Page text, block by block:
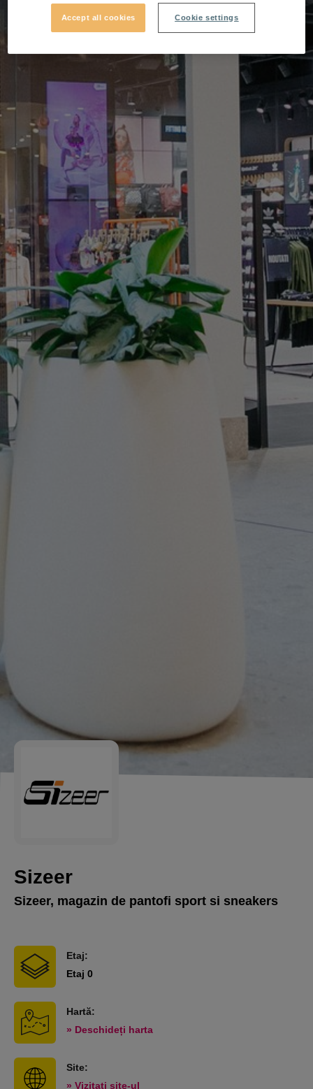
Sizeer
Sizeer, magazin de pantofi sport si sneakers
Etaj:
Etaj 0
Hartă:
» Deschideți harta
Site:
» Vizitati site-ul
Accept all cookies Cookie settings